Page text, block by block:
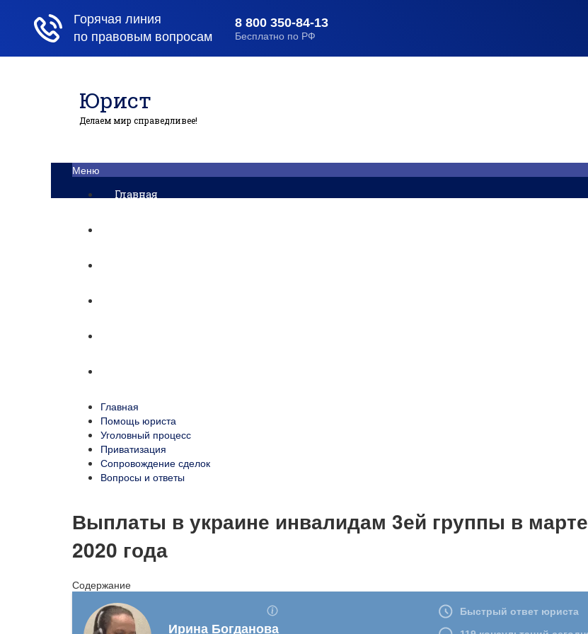
Юрист
Делаем мир справедливее!
Меню
Главная
Главная
Помощь юриста
Уголовный процесс
Приватизация
Сопровождение сделок
Вопросы и ответы
Выплаты в украине инвалидам 3ей группы в марте
2020 года
Содержание